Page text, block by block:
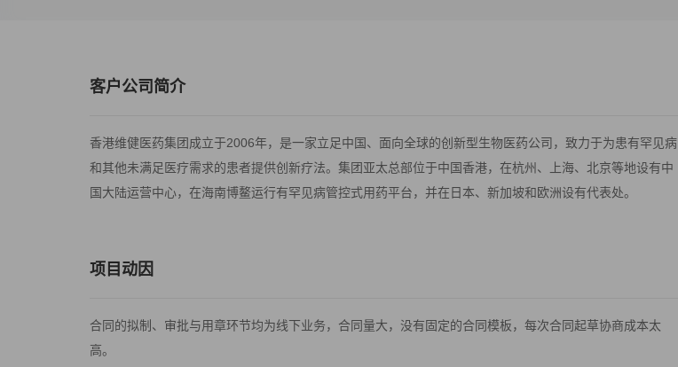
客户公司简介
香港维健医药集团成立于2006年，是一家立足中国、面向全球的创新型生物医药公司，致力于为患有罕见病
和其他未满足医疗需求的患者提供创新疗法。集团亚太总部位于中国香港，在杭州、上海、北京等地设有中
国大陆运营中心，在海南博鳌运行有罕见病管控式用药平台，并在日本、新加坡和欧洲设有代表处。
项目动因
合同的拟制、审批与用章环节均为线下业务，合同量大，没有固定的合同模板，每次合同起草协商成本太
高。